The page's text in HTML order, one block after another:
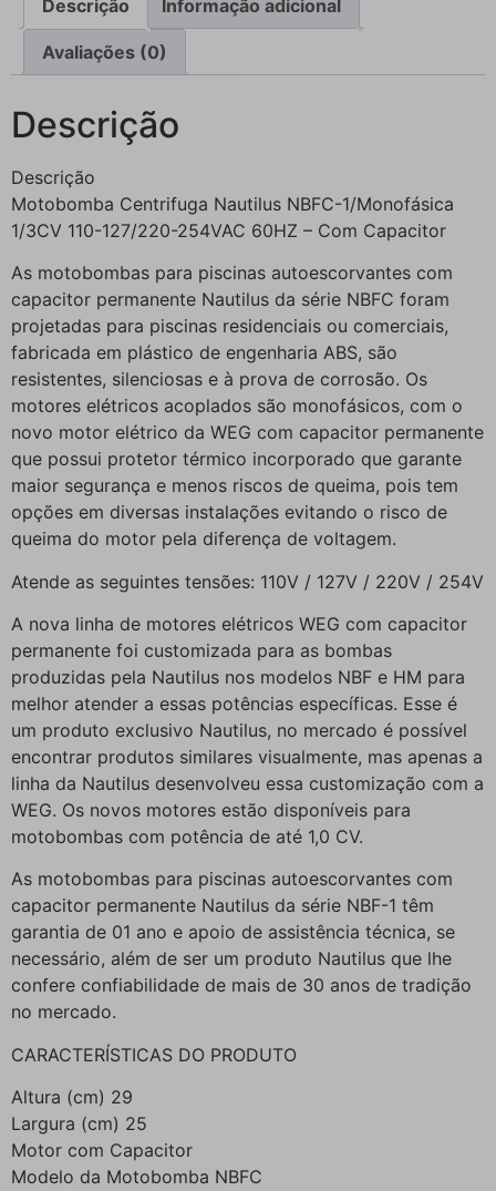
Descrição Informação adicional
Avaliações (0)
Descrição
Descrição
Motobomba Centrifuga Nautilus NBFC-1/Monofásica
1/3CV 110-127/220-254VAC 60HZ – Com Capacitor
As motobombas para piscinas autoescorvantes com
capacitor permanente Nautilus da série NBFC foram
projetadas para piscinas residenciais ou comerciais,
fabricada em plástico de engenharia ABS, são
resistentes, silenciosas e à prova de corrosão. Os
motores elétricos acoplados são monofásicos, com o
novo motor elétrico da WEG com capacitor permanente
que possui protetor térmico incorporado que garante
maior segurança e menos riscos de queima, pois tem
opções em diversas instalações evitando o risco de
queima do motor pela diferença de voltagem.
Atende as seguintes tensões: 110V / 127V / 220V / 254V
A nova linha de motores elétricos WEG com capacitor
permanente foi customizada para as bombas
produzidas pela Nautilus nos modelos NBF e HM para
melhor atender a essas potências específicas. Esse é
um produto exclusivo Nautilus, no mercado é possível
encontrar produtos similares visualmente, mas apenas a
linha da Nautilus desenvolveu essa customização com a
WEG. Os novos motores estão disponíveis para
motobombas com potência de até 1,0 CV.
As motobombas para piscinas autoescorvantes com
capacitor permanente Nautilus da série NBF-1 têm
garantia de 01 ano e apoio de assistência técnica, se
necessário, além de ser um produto Nautilus que lhe
confere confiabilidade de mais de 30 anos de tradição
no mercado.
CARACTERÍSTICAS DO PRODUTO
Altura (cm) 29
Largura (cm) 25
Motor com Capacitor
Modelo da Motobomba NBFC